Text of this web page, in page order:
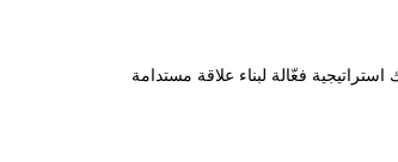
فعّالة لبناء علاقة مستدامة